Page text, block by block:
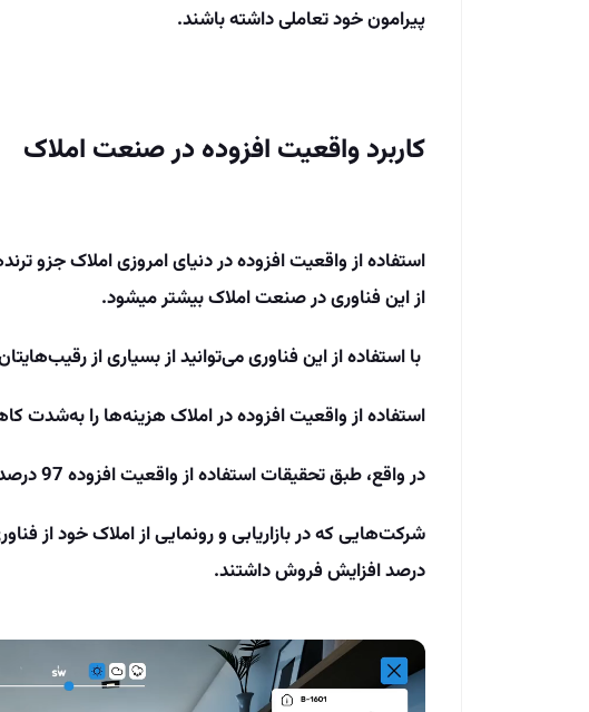
پیرامون خود تعاملی داشته باشند.
کاربرد واقعیت افزوده در صنعت املاک
استفاده از واقعیت افزوده در دنیای امروزی املاک جزو
از این فناوری در صنعت املاک بیشتر می­شود.
با استفاده از این فناوری می‌توانید از بسیاری از
استفاده از واقعیت افزوده در املاک هزینه‌ها را
در واقع، طبق تحقیقات استفاده از واقعیت افزوده 97 درصد هزینه‌های بازدید ملک را کاهش داده است.
درصد افزایش فروش داشتند.